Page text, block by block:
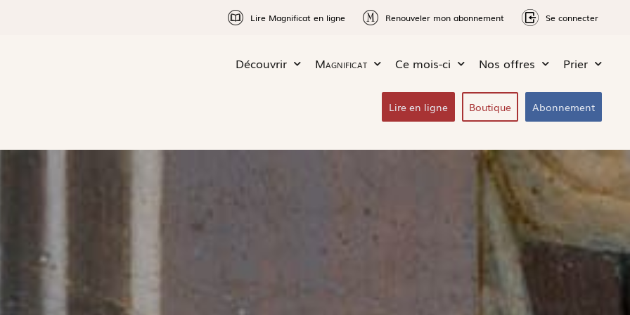
Lire Magnificat en ligne Renouveler mon abonnement Se connecter
Découvrir Magnificat Ce mois-ci Nos offres Prier
Lire en ligne Boutique Abonnement